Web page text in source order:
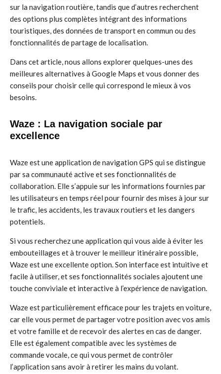
sur la navigation routière, tandis que d’autres recherchent
des options plus complètes intégrant des informations
touristiques, des données de transport en commun ou des
fonctionnalités de partage de localisation.
Dans cet article, nous allons explorer quelques-unes des
meilleures alternatives à Google Maps et vous donner des
conseils pour choisir celle qui correspond le mieux à vos
besoins.
Waze : La navigation sociale par
excellence
Waze est une application de navigation GPS qui se distingue
par sa communauté active et ses fonctionnalités de
collaboration. Elle s’appuie sur les informations fournies par
les utilisateurs en temps réel pour fournir des mises à jour sur
le trafic, les accidents, les travaux routiers et les dangers
potentiels.
Si vous recherchez une application qui vous aide à éviter les
embouteillages et à trouver le meilleur itinéraire possible,
Waze est une excellente option. Son interface est intuitive et
facile à utiliser, et ses fonctionnalités sociales ajoutent une
touche conviviale et interactive à l’expérience de navigation.
Waze est particulièrement efficace pour les trajets en voiture,
car elle vous permet de partager votre position avec vos amis
et votre famille et de recevoir des alertes en cas de danger.
Elle est également compatible avec les systèmes de
commande vocale, ce qui vous permet de contrôler
l’application sans avoir à retirer les mains du volant.